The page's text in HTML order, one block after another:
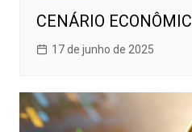
CENÁRIO
17 de junho de 2025